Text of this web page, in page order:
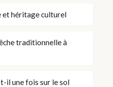
et héritage culturel
traditionnelle à
il une fois sur le sol